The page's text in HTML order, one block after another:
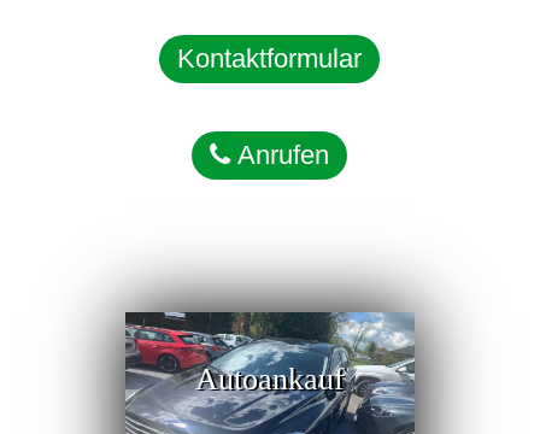
Kontaktformular
Anrufen
Autoankauf